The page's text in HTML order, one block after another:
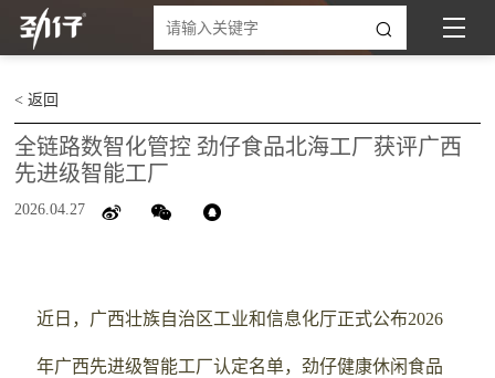
< 返回
全链路数智化管控 劲仔食品北海工厂获评广西
先进级智能工厂
2026.04.27
近日，广西壮族自治区工业和信息化厅正式公布2026
年广西先进级智能工厂认定名单，劲仔健康休闲食品